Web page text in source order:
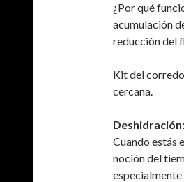
¿Por qué
acumulación
reducción del
Kit del
cercana.
Deshidración:
Cuando estás
noción del